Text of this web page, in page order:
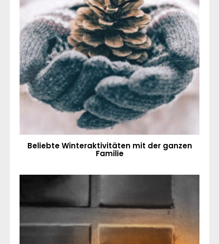
Beliebte Winteraktivitäten mit der ganzen
Familie